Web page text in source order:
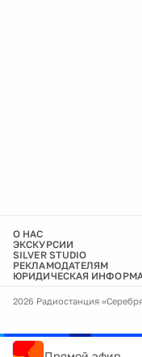
О НАС
ЭКСКУРСИИ
SILVER STUDIO
РЕКЛАМОДАТЕЛЯМ
ЮРИДИЧЕСКАЯ
2026 Радиостанция